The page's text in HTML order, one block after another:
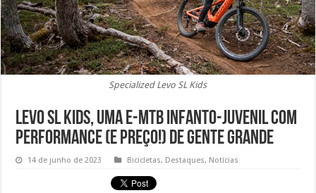
Specialized Levo SL Kids
Levo SL Kids, uma e-MTB infanto-juvenil com
performance (e preço!) de gente grande
14 de junho de 2023 Bicicletas, Destaques, Notícias